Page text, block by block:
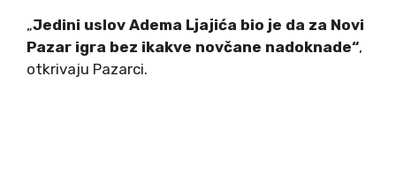
„Jedini uslov Adema Ljajića bio je da za Novi
Pazar igra bez ikakve novčane nadoknade“,
otkrivaju Pazarci.